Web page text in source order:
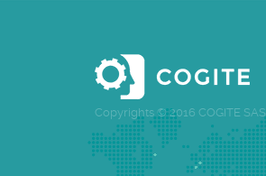
Copyrights © 2016 COGITE SAS